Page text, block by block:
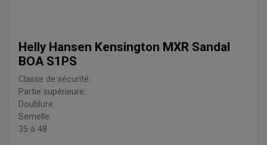
Helly Hansen Kensington MXR Sandal
BOA S1PS
Classe de sécurité:
Partie supérieure:
Doublure:
Semelle:
35 à 48